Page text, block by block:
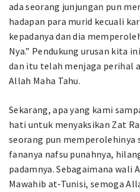
ada seorang junjungan pun
hadapan para murid kecuali
kepadanya dan dia
Nya.” Pendukung urusan kita
dan itu telah menjaga perihal
Allah Maha Tahu.
Sekarang, apa yang kami
hati untuk menyaksikan Zat
seorang pun memperolehinya
fananya nafsu punahnya,
padamnya. Sebagaimana wali
Mawahib at-Tunisi, semoga